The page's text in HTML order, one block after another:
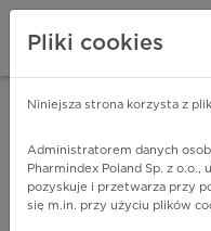
ZALOGUJ SIĘ
Pliki cookies
Niniejsza strona korzysta z
Administratorem danych
Pharmindex Poland Sp. z
pozyskuje i przetwarza przy
się m.in. przy użyciu plików
ZA DARMO - w